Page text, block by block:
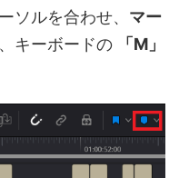
ソルを合わせ、 マー
キーボードの
「M」